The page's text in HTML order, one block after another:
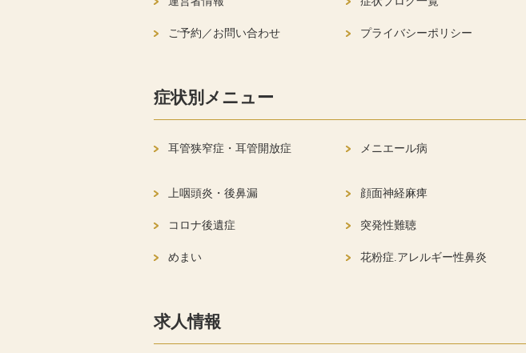
ご予約／お問い合わせ プライバシーポリシー
症状別メニュー
耳管狭窄症・耳管開放症 メニエール病
上咽頭炎・後鼻漏 顔面神経麻痺
コロナ後遺症 突発性難聴
めまい 花粉症.アレルギー性鼻炎
求人情報